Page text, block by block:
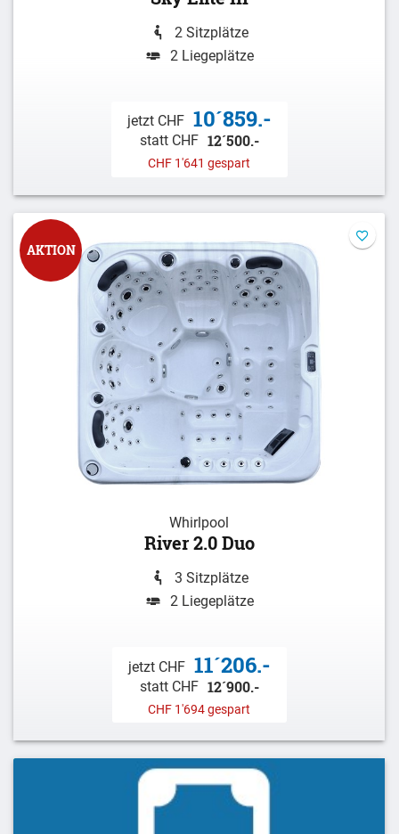
2 Sitzplätze
2 Liegeplätze
jetzt CHF 10´859.-
statt CHF 12´500.-
CHF 1'641 gespart
AKTION
Whirlpool
River 2.0 Duo
3 Sitzplätze
2 Liegeplätze
jetzt CHF 11´206.-
statt CHF 12´900.-
CHF 1'694 gespart